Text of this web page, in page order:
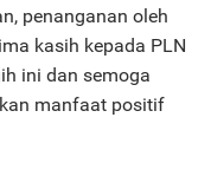
penanganan oleh
kasih kepada PLN
ini dan semoga
manfaat positif